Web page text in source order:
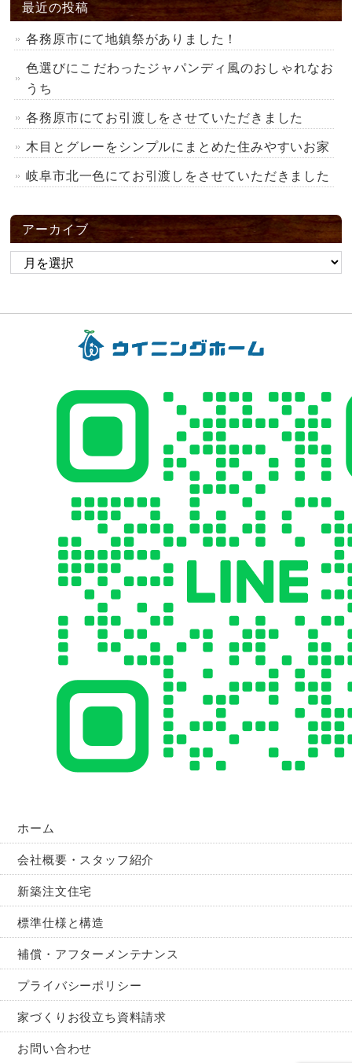
最近の投稿
各務原市にて地鎮祭がありました！
色選びにこだわったジャパンディ風のおしゃれなお
うち
各務原市にてお引渡しをさせていただきました
木目とグレーをシンプルにまとめた住みやすいお家
岐阜市北一色にてお引渡しをさせていただきました
アーカイブ
ホーム
会社概要・スタッフ紹介
新築注文住宅
標準仕様と構造
補償・アフターメンテナンス
プライバシーポリシー
家づくりお役立ち資料請求
お問い合わせ